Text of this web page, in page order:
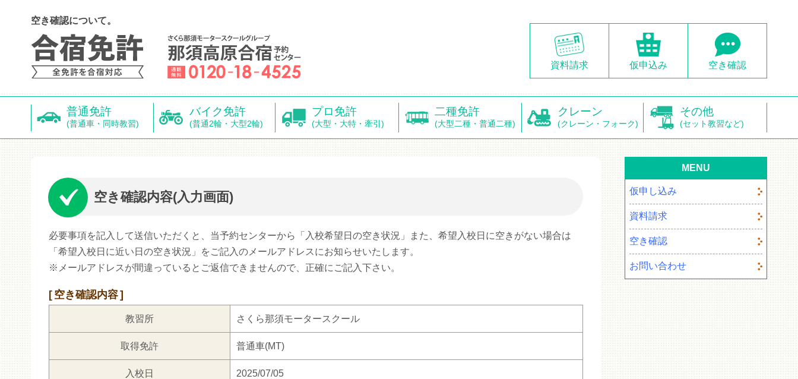
空き確認について。
資料請求 仮申込み 空き確認
普通免許
(普通車・同時教習)
バイク免許
(普通2輪・大型2輪)
プロ免許
(大型・大特・牽引)
二種免許
(大型二種・普通二種)
クレーン
(クレーン・フォーク)
その他
(セット教習など)
空き確認内容(入力画面)
必要事項を記入して送信いただくと、当予約センターから「入校希望日の空き状況」また、希望入校日に空きがない場合は
「希望入校日に近い日の空き状況」をご記入のメールアドレスにお知らせいたします。
※メールアドレスが間違っているとご返信できませんので、正確にご記入下さい。
空き確認内容
教習所 さくら那須モータースクール
取得免許 普通車(MT)
入校日 2025/07/05
MENU
仮申し込み
資料請求
空き確認
お問い合わせ